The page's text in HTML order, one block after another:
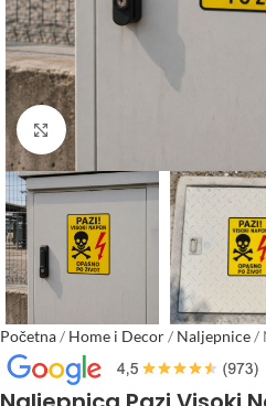
Click to enlarge
Početna/ Home i Decor/ Naljepnice/
Opasno po Život